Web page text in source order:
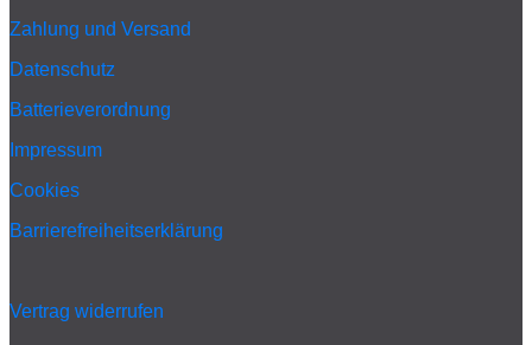
Zahlung und Versand
Datenschutz
Batterieverordnung
Impressum
Cookies
Barrierefreiheitserklärung
Vertrag widerrufen